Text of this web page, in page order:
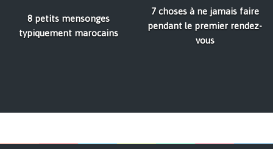
8 petits mensonges
typiquement marocains
7 choses à ne jamais faire
pendant le premier rendez-
vous